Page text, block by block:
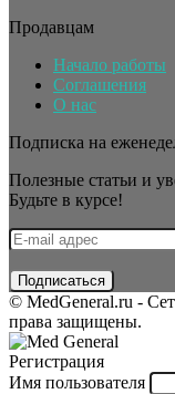
Продавцам
Начало работы
Соглашения
О нас
Подписка на
Полезные статьи и
Будьте в курсе!
© MedGeneral.ru -
права защищены.
Регистрация
Имя пользователя